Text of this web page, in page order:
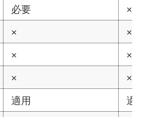
必要
×
×
×
×
×
×
×
適用
適